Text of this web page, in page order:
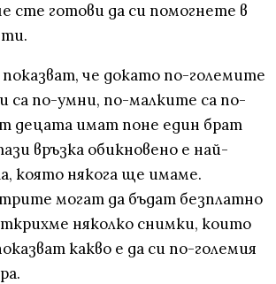
сте готови да си помогнете в
че докато по-големите
са по-умни, по-малките са по-
децата имат поне един брат
връзка обикновено е най-
която някога ще имаме.
могат да бъдат безплатно
няколко снимки, които
какво е да си по-големия